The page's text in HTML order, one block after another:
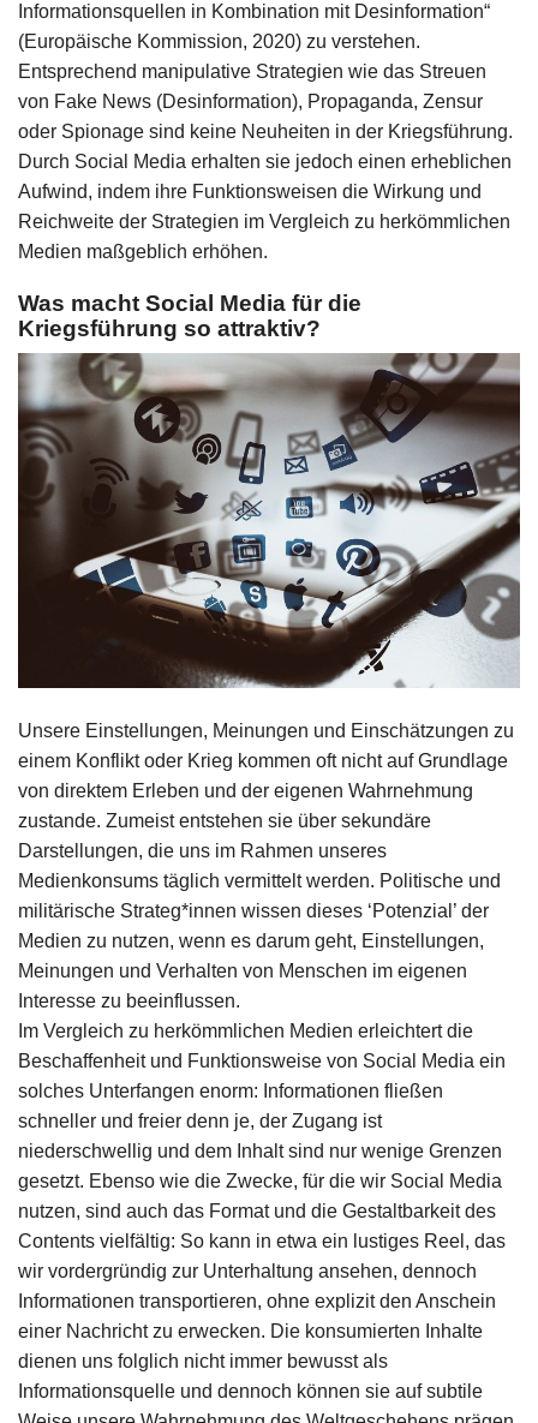
Informationsquellen in Kombination mit Desinformation“
(Europäische Kommission, 2020) zu verstehen.
Entsprechend manipulative Strategien wie das Streuen
von Fake News (Desinformation), Propaganda, Zensur
oder Spionage sind keine Neuheiten in der Kriegsführung.
Durch Social Media erhalten sie jedoch einen erheblichen
Aufwind, indem ihre Funktionsweisen die Wirkung und
Reichweite der Strategien im Vergleich zu herkömmlichen
Medien maßgeblich erhöhen.
Was macht Social Media für die
Kriegsführung so attraktiv?
Unsere Einstellungen, Meinungen und Einschätzungen zu
einem­ Konflikt oder Krieg kommen oft nicht auf Grundlage
von direktem Erleben und der eigenen Wahrnehmung
zustande. Zumeist entstehen sie über sekundäre
Darstellungen, die uns im Rahmen unseres
Medienkonsums täglich vermittelt werden. Politische und
militärische Strateg*innen wissen dieses ‘Potenzial’ der
Medien zu nutzen, wenn es darum geht, Einstellungen,
Meinungen und Verhalten von Menschen im eigenen
Interesse zu beeinflussen.
Im Vergleich zu herkömmlichen Medien erleichtert die
Beschaffenheit und Funktionsweise von Social Media ein
solches Unterfangen enorm: Informationen fließen
schneller und freier denn je, der Zugang ist
niederschwellig und dem Inhalt sind nur wenige Grenzen
gesetzt. Ebenso wie die Zwecke, für die wir Social Media
nutzen, sind auch das Format und die Gestaltbarkeit des
Contents vielfältig: So kann in etwa ein lustiges Reel, das
wir vordergründig zur Unterhaltung ansehen, dennoch
Informationen transportieren, ohne explizit den Anschein
einer Nachricht zu erwecken. Die konsumierten Inhalte
dienen uns folglich nicht immer bewusst als
Informationsquelle und dennoch können sie auf subtile